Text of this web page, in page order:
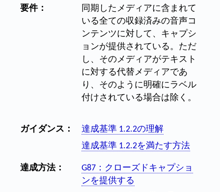
要件：
同期したメディアに含まれて
いる全ての収録済みの音声コ
ンテンツに対して、キャプシ
ョンが提供されている。ただ
し、そのメディアがテキスト
に対する代替メディアであ
り、そのように明確にラベル
付けされている場合は除く。
ガイダンス：
達成基準 1.2.2の理解
達成基準 1.2.2を満たす方法
達成方法：
G87：クローズドキャプショ
ンを提供する